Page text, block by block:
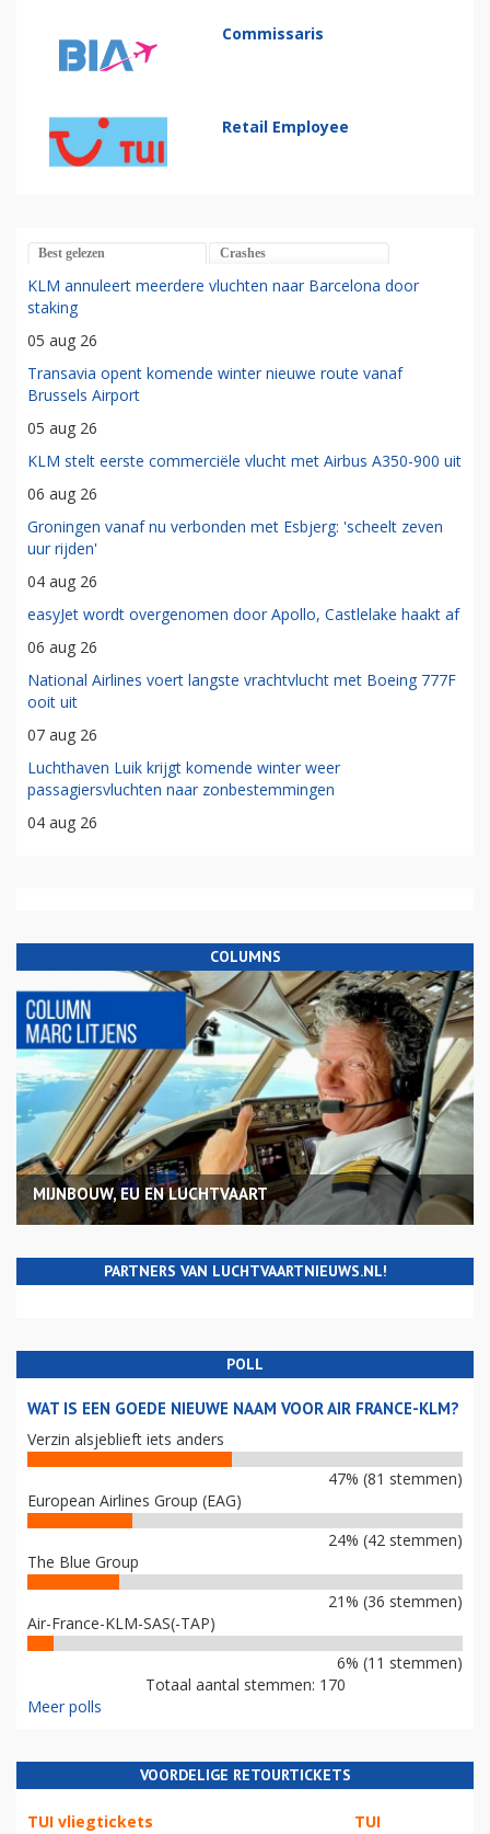
Commissaris
Retail Employee
Best gelezen Crashes
KLM annuleert meerdere vluchten naar Barcelona door
staking
05 aug 26
Transavia opent komende winter nieuwe route vanaf
Brussels Airport
05 aug 26
KLM stelt eerste commerciële vlucht met Airbus A350-900 uit
06 aug 26
Groningen vanaf nu verbonden met Esbjerg: 'scheelt zeven
uur rijden'
04 aug 26
easyJet wordt overgenomen door Apollo, Castlelake haakt af
06 aug 26
National Airlines voert langste vrachtvlucht met Boeing 777F
ooit uit
07 aug 26
Luchthaven Luik krijgt komende winter weer
passagiersvluchten naar zonbestemmingen
04 aug 26
COLUMNS
MIJNBOUW, EU EN LUCHTVAART
PARTNERS VAN LUCHTVAARTNIEUWS.NL!
POLL
WAT IS EEN GOEDE NIEUWE NAAM VOOR AIR FRANCE-KLM?
Verzin alsjeblieft iets anders
47% (81 stemmen)
European Airlines Group (EAG)
24% (42 stemmen)
The Blue Group
21% (36 stemmen)
Air-France-KLM-SAS(-TAP)
6% (11 stemmen)
Totaal aantal stemmen: 170
Meer polls
VOORDELIGE RETOURTICKETS
TUI vliegtickets TUI